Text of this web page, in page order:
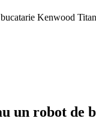
Kenwood
un robot